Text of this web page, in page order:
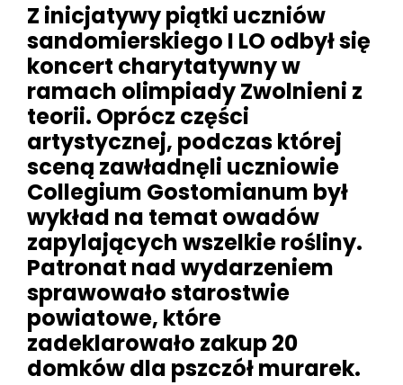
Z inicjatywy piątki uczniów
sandomierskiego I LO odbył się
koncert charytatywny w
ramach olimpiady Zwolnieni z
teorii. Oprócz części
artystycznej, podczas której
sceną zawładnęli uczniowie
Collegium Gostomianum był
wykład na temat owadów
zapylających wszelkie rośliny.
Patronat nad wydarzeniem
sprawowało starostwie
powiatowe, które
zadeklarowało zakup 20
domków dla pszczół murarek.